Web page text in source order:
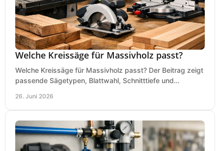
Welche Kreissäge für Massivholz passt?
Welche Kreissäge für Massivholz passt? Der Beitrag zeigt
passende Sägetypen, Blattwahl, Schnitttiefe und
26. Juni 2026